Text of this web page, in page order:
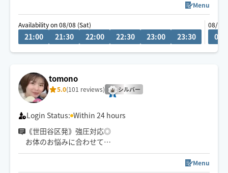
予約枠×の場合でも、
事前に↗︎のチャット💬いただけますと
対応可能な場合がございます😊
Menu
Availability on 08/08 (Sat)
21:00 21:30 22:00 22:30 23:00 23:30
08/09
tomono
5.0(101 reviews) シルバー
Login Status: Within 24 hours
｟世田谷区発｠強圧対応◎
お体のお悩みに合わせて
もみほぐし、ストレッチ、オイル等
Menu